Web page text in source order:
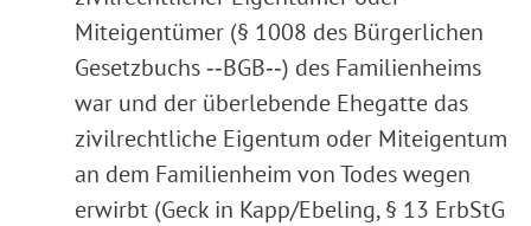
Miteigentümer (§ 1008 des Bürgerlichen
Gesetzbuchs ‑‑BGB‑‑) des Familienheims
war und der überlebende Ehegatte das
zivilrechtliche Eigentum oder Miteigentum
an dem Familienheim von Todes wegen
erwirbt (Geck in Kapp/Ebeling, § 13 ErbStG